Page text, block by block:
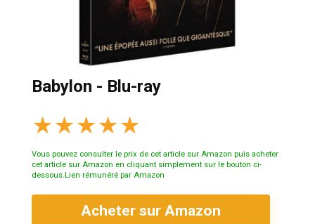
Babylon - Blu-ray
★★★★★
Vous pouvez consulter le prix de cet article sur Amazon puis acheter
cet article sur Amazon en cliquant simplement sur le bouton ci-
dessous.Lien rémunéré par Amazon
Acheter sur Amazon